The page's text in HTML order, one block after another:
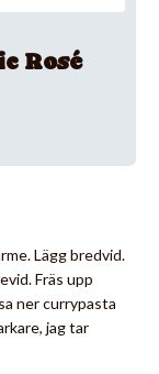
Rosé
Lägg bredvid.
Fräs upp
ner currypasta
jag tar